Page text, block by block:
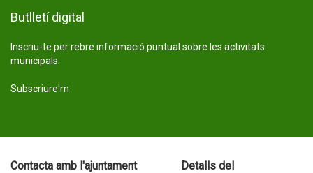
Butlletí digital
Inscriu-te per rebre informació puntual sobre les activitats
municipals.
Subscriure'm
Contacta amb l'ajuntament
Detalls del